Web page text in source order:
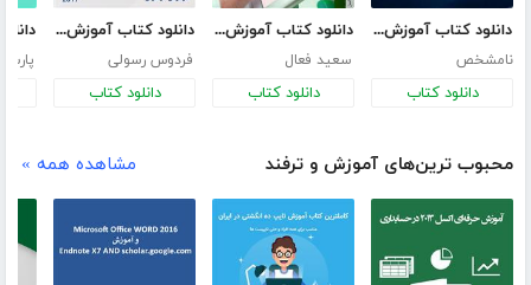
دانلود کتاب آموزش ویندوز 10
نامشخص
دانلود کتاب
دانلود کتاب آموزش گام به گام و تصویری اکسل 2019
سعید فعال
دانلود کتاب
دانلود کتاب آموزش مایکروسافت ورد 2016
فردوس رسولی
دانلود کتاب
محبوب ترین‌های آموزش و ترفند مشاهده همه »